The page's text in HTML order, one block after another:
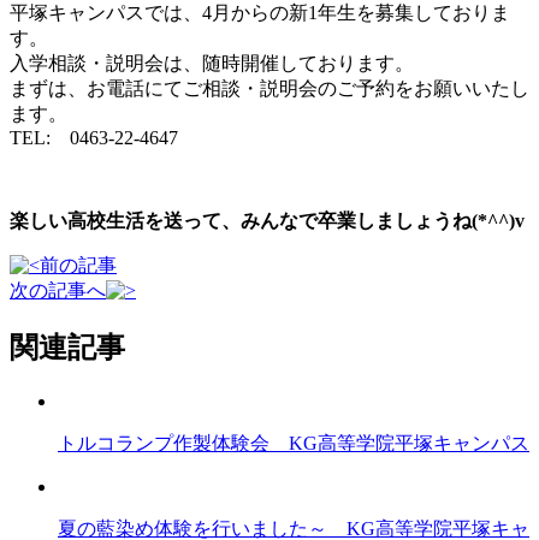
平塚キャンパスでは、4月からの新1年生を募集しておりま
す。
入学相談・説明会は、随時開催しております。
まずは、お電話にてご相談・説明会のご予約をお願いいたし
ます。
TEL: 0463-22-4647
楽しい高校生活を送って、みんなで卒業しましょうね(*^^)v
前の記事
次の記事へ
関連記事
トルコランプ作製体験会 KG高等学院平塚キャンパス
夏の藍染め体験を行いました～ KG高等学院平塚キャ